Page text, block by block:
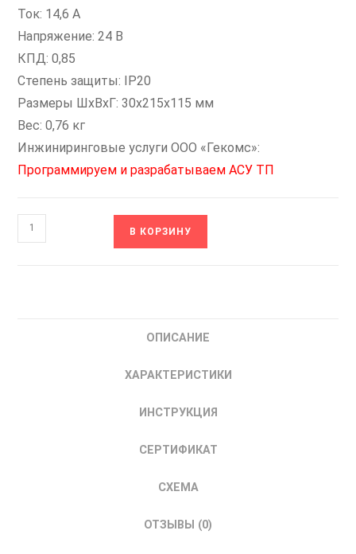
Ток: 14,6 А
Напряжение: 24 В
КПД: 0,85
Степень защиты: IP20
Размеры ШxВxГ: 30x215x115 мм
Вес: 0,76 кг
Инжиниринговые услуги ООО «Гекомс»:
Программируем и разрабатываем АСУ ТП
Количество
товара
В КОРЗИНУ
ОПИСАНИЕ
ХАРАКТЕРИСТИКИ
ИНСТРУКЦИЯ
СЕРТИФИКАТ
СХЕМА
ОТЗЫВЫ (0)